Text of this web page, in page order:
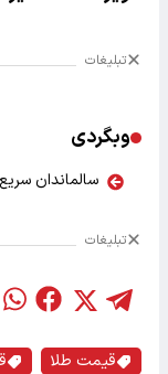
تبلیغات
وبگردی
سالماندان
تبلیغات
قیمت طلا